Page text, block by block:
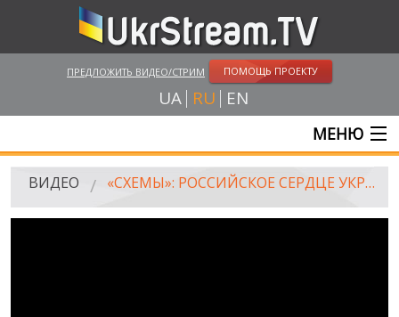
ПРЕДЛОЖИТЬ ВИДЕО/СТРИМ ПОМОЩЬ ПРОЕКТУ
UA RU EN
МЕНЮ
ГЛАВНАЯ
ВИДЕО «СХЕМЫ»: РОССИЙСКОЕ СЕРДЦЕ УКРАИНСКОГО «БОГДАНА». НОВЫЙ ГАЗОВЫЙ БИЗНЕС ОКРУЖЕНИЯ ПОРОШЕНКО